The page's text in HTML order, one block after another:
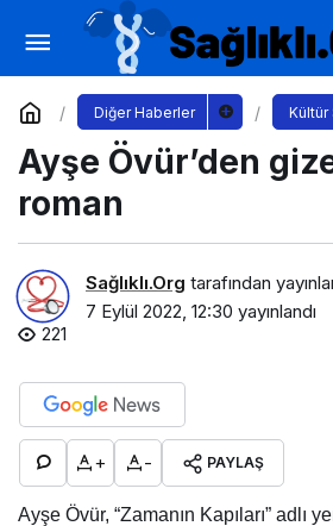
Diğer Haberler Kültür
Ayşe Övür’den
roman
Sağlıklı.Org tarafından
7 Eylül 2022, 12:30 yayınlandı
221
+ - PAYLAŞ
Ayşe Övür, “Zamanın Kapıları” adlı
Kültürpark’ta konserler
devam etti
Yorum Yap Paylaş